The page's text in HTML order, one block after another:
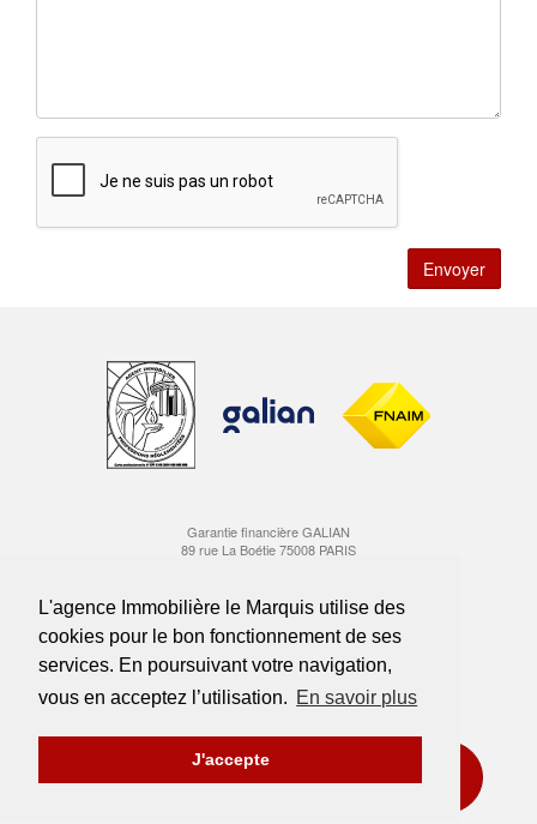
L'agence Immobilière le Marquis utilise des
cookies pour le bon fonctionnement de ses
services. En poursuivant votre navigation,
vous en acceptez l’utilisation. En savoir plus
J'accepte
Envoyer
Garantie financière GALIAN
89 rue La Boétie 75008 PARIS
Suivez-nous sur Instagram
Rejoignez-nous sur Facebook
Mentions légales
ESTIMATION OFFERTE